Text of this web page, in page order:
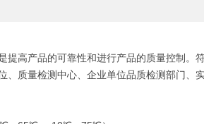
提高产品的可靠性和进行产品的质量控制。
、质量检测中心、企业单位品质检测部门、